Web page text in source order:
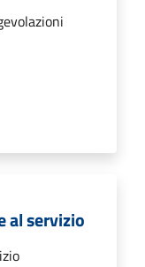
al servizio